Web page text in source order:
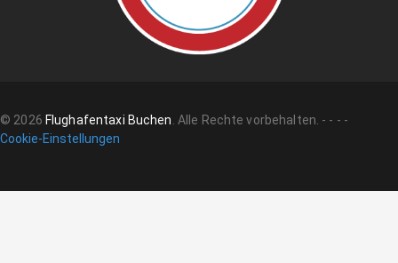
© 2026 Flughafentaxi Buchen. Alle Rechte vorbehalten. - - - -
Cookie-Einstellungen